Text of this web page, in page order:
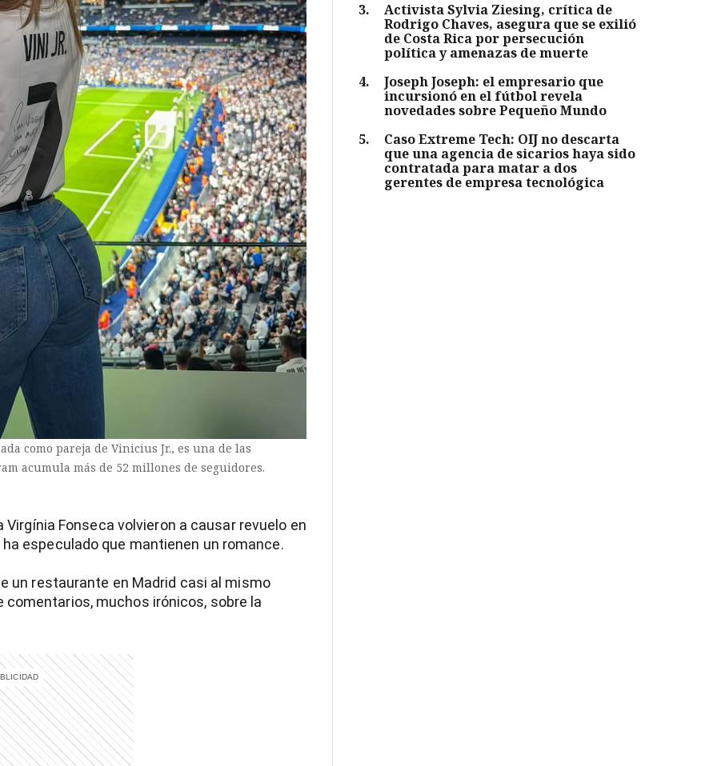
como pareja de Vinicius Jr., es una de las
acumula más de 52 millones de seguidores.
Fonseca volvieron a causar revuelo en
especulado que mantienen un romance.
un restaurante en Madrid casi al mismo
muchos irónicos, sobre la
3.
Activista Sylvia Ziesing, crítica de
Rodrigo Chaves, asegura que se exilió
de Costa Rica por persecución
política y amenazas de muerte
4.
Joseph Joseph: el empresario que
incursionó en el fútbol revela
novedades sobre Pequeño Mundo
5.
Caso Extreme Tech: OIJ no descarta
que una agencia de sicarios haya sido
contratada para matar a dos
gerentes de empresa tecnológica